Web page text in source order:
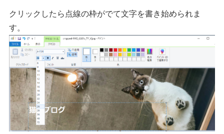
クリックしたら点線の枠がでて文字を書き始められま
す。